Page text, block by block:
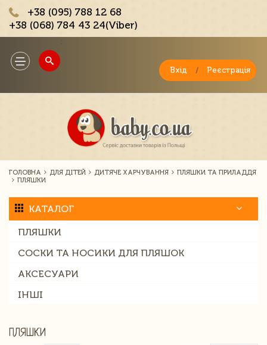
+38 (095) 788 12 68
+38 (068) 784 43 24(Viber)
Toggle
navigation
Вхід / Реєстрація
ГОЛОВНА ДЛЯ ДІТЕЙ ДИТЯЧЕ ХАРЧУВАННЯ
ПЛЯШКИ ТА ПРИЛАДДЯ
ПЛЯШКИ
КАТАЛОГ
ПЛЯШКИ
СОСКИ ТА НОСИКИ ДЛЯ ПЛЯШОК
АКСЕСУАРИ
ІНШІ
ПЛЯШКИ